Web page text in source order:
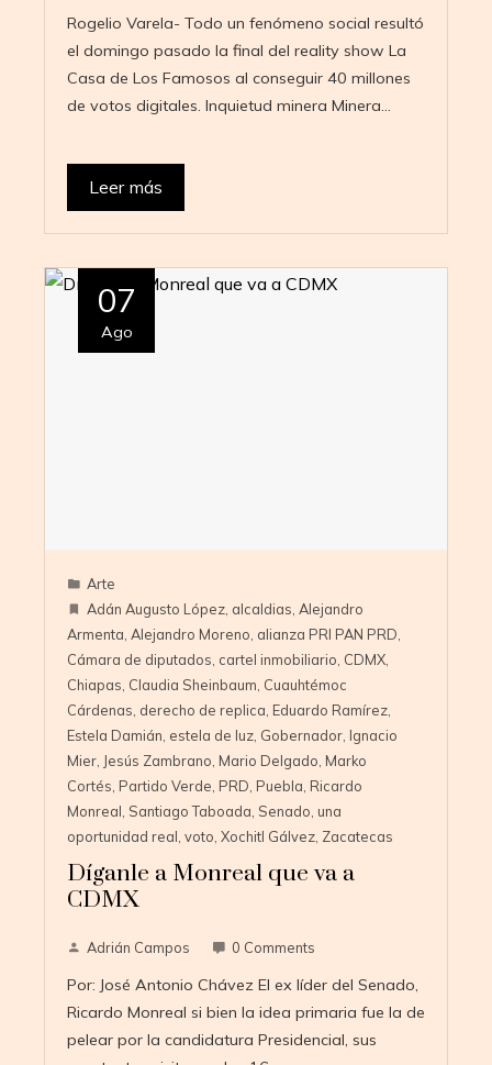
Rogelio Varela- Todo un fenómeno social resultó
el domingo pasado la final del reality show La
Casa de Los Famosos al conseguir 40 millones
de votos digitales. Inquietud minera Minera…
Leer más
07
Ago
Arte
Adán Augusto López alcaldias Alejandro
Armenta Alejandro Moreno alianza PRI PAN PRD
Cámara de diputados cartel inmobiliario CDMX
Chiapas Claudia Sheinbaum Cuauhtémoc
Cárdenas derecho de replica Eduardo Ramírez
Estela Damián estela de luz Gobernador Ignacio
Mier Jesús Zambrano Mario Delgado Marko
Cortés Partido Verde PRD Puebla Ricardo
Monreal Santiago Taboada Senado una
oportunidad real voto Xochitl Gálvez Zacatecas
Díganle a Monreal que va a
CDMX
Adrián Campos 0 Comments
Por: José Antonio Chávez El ex líder del Senado,
Ricardo Monreal si bien la idea primaria fue la de
pelear por la candidatura Presidencial, sus